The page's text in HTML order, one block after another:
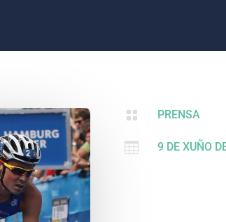
 PRENSA
 9 DE XUÑO